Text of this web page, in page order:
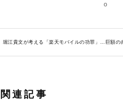
0
堀江貴文が考える「楽天モバイルの功罪」…巨額の
関連記事